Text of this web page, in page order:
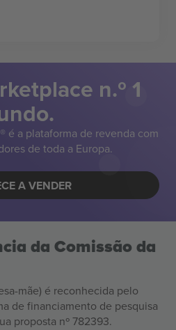
n.º 1
é a plataforma de revenda com
de toda a Europa.
A VENDER
da Comissão da
mãe) é reconhecida pelo
de financiamento de pesquisa
proposta nº 782393.